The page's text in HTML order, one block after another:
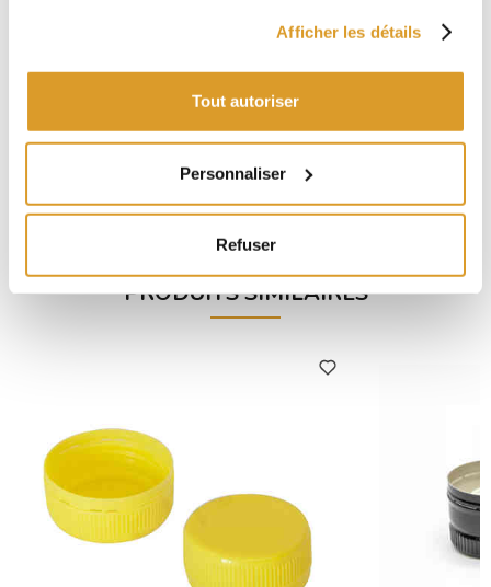
Afficher les détails
Tout autoriser
Personnaliser
Refuser
Dame-jeanne en PET 20 L (6 pcs)
€ 30,98
PRODUITS SIMILAIRES